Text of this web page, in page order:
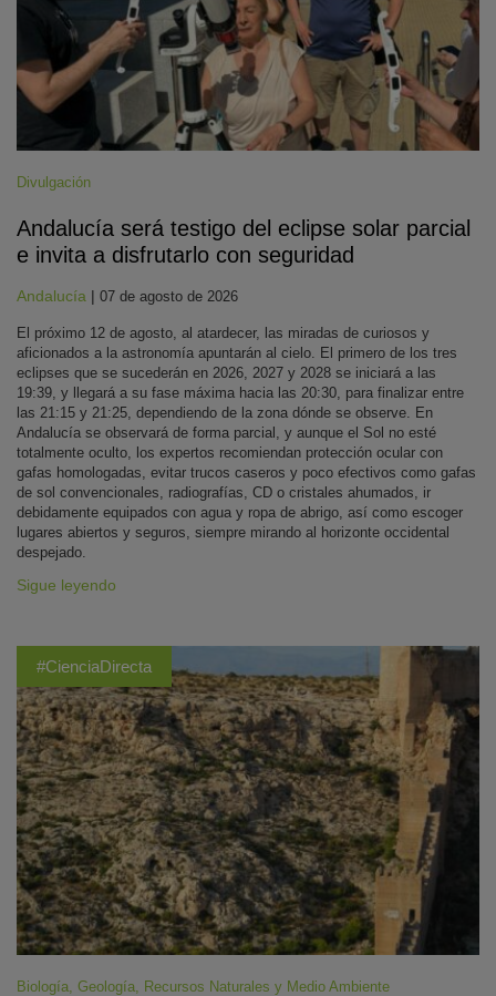
Divulgación
Andalucía será testigo del eclipse solar parcial
e invita a disfrutarlo con seguridad
Andalucía | 07 de agosto de 2026
El próximo 12 de agosto, al atardecer, las miradas de curiosos y
aficionados a la astronomía apuntarán al cielo. El primero de los tres
eclipses que se sucederán en 2026, 2027 y 2028 se iniciará a las
19:39, y llegará a su fase máxima hacia las 20:30, para finalizar entre
las 21:15 y 21:25, dependiendo de la zona dónde se observe. En
Andalucía se observará de forma parcial, y aunque el Sol no esté
totalmente oculto, los expertos recomiendan protección ocular con
gafas homologadas, evitar trucos caseros y poco efectivos como gafas
de sol convencionales, radiografías, CD o cristales ahumados, ir
debidamente equipados con agua y ropa de abrigo, así como escoger
lugares abiertos y seguros, siempre mirando al horizonte occidental
despejado.
Sigue leyendo
#CienciaDirecta
Biología Geología Recursos Naturales y Medio Ambiente